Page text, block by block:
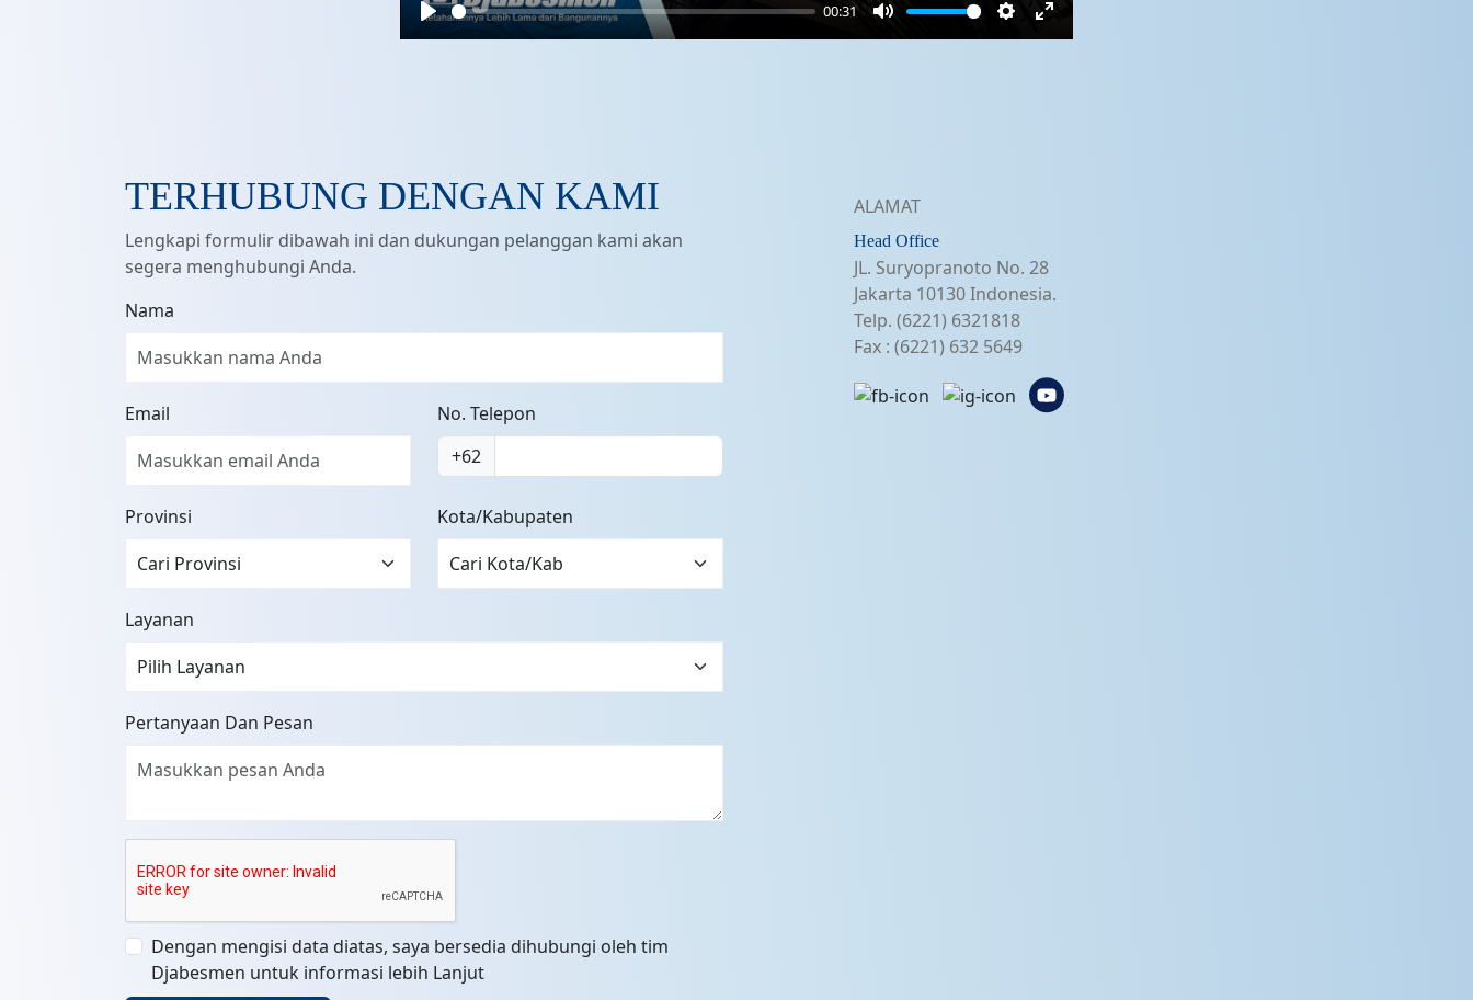
Play
00:31
Mute Settings
Enter
TERHUBUNG DENGAN KAMI
Lengkapi formulir dibawah ini dan dukungan pelanggan kami akan
segera menghubungi Anda.
Nama
Email
No. Telepon
+62
Provinsi Kota/Kabupaten
Layanan
Pertanyaan Dan Pesan
Dengan mengisi data diatas, saya bersedia dihubungi oleh tim
Djabesmen untuk informasi lebih Lanjut
ALAMAT
Head Office
JL. Suryopranoto No. 28
Jakarta 10130 Indonesia.
Telp. (6221) 6321818
Fax : (6221) 632 5649